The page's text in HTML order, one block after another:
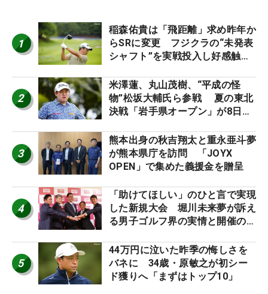
1
稲森佑貴は「飛距離」求め昨年か
らSRに変更 フジクラの“未発表
シャフト”を実戦投入し好感触
ーのヒトネタ！】
2
米澤蓮、丸山茂樹、“平成の怪
物”松坂大輔氏ら参戦 夏の東北
決戦「岩手県オープン」が8日開
3
熊本出身の秋吉翔太と重永亜斗夢
が熊本県庁を訪問 「JOYX
OPEN」で集めた義援金を贈呈
4
「助けてほしい」のひと言で実現
した新規大会 堀川未来夢が訴え
る男子ゴルフ界の実情と開催の舞
5
44万円に泣いた昨季の悔しさを
バネに 34歳・原敏之が初シー
ド獲りへ「まずはトップ10」